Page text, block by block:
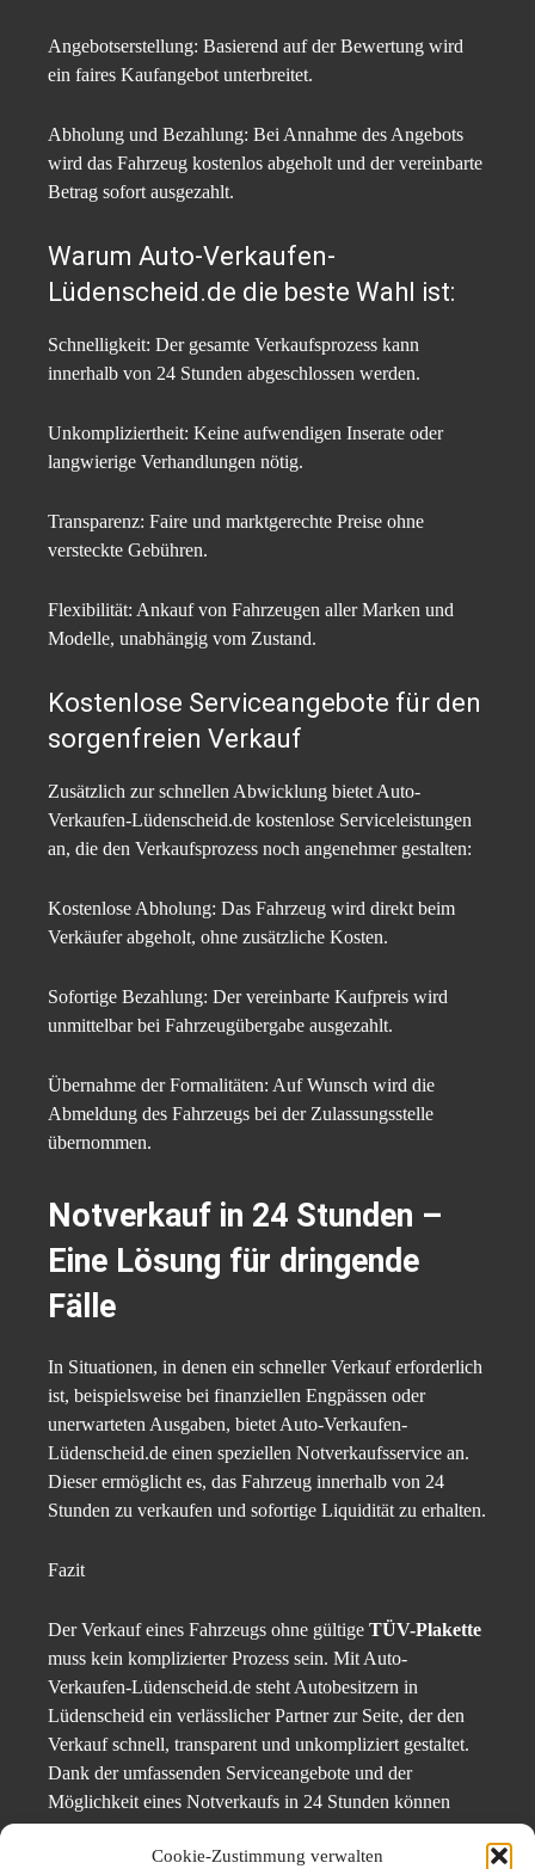
Cookie-Zustimmung verwalten
Angebotserstellung: Basierend auf der Bewertung wird
ein faires Kaufangebot unterbreitet.​
Abholung und Bezahlung: Bei Annahme des Angebots
wird das Fahrzeug kostenlos abgeholt und der vereinbarte
Betrag sofort ausgezahlt.​
Warum Auto-Verkaufen-
Lüdenscheid.de die beste Wahl ist:
Schnelligkeit: Der gesamte Verkaufsprozess kann
innerhalb von 24 Stunden abgeschlossen werden.​
Unkompliziertheit: Keine aufwendigen Inserate oder
langwierige Verhandlungen nötig.​
Transparenz: Faire und marktgerechte Preise ohne
versteckte Gebühren.​
Flexibilität: Ankauf von Fahrzeugen aller Marken und
Modelle, unabhängig vom Zustand.​
Kostenlose Serviceangebote für den
sorgenfreien Verkauf
Zusätzlich zur schnellen Abwicklung bietet Auto-
Verkaufen-Lüdenscheid.de kostenlose Serviceleistungen
an, die den Verkaufsprozess noch angenehmer gestalten:​
Kostenlose Abholung: Das Fahrzeug wird direkt beim
Verkäufer abgeholt, ohne zusätzliche Kosten.​
Sofortige Bezahlung: Der vereinbarte Kaufpreis wird
unmittelbar bei Fahrzeugübergabe ausgezahlt.​
Übernahme der Formalitäten: Auf Wunsch wird die
Abmeldung des Fahrzeugs bei der Zulassungsstelle
übernommen.​
Notverkauf in 24 Stunden –
Eine Lösung für dringende
Fälle
In Situationen, in denen ein schneller Verkauf erforderlich
ist, beispielsweise bei finanziellen Engpässen oder
unerwarteten Ausgaben, bietet Auto-Verkaufen-
Lüdenscheid.de einen speziellen Notverkaufsservice an.
Dieser ermöglicht es, das Fahrzeug innerhalb von 24
Stunden zu verkaufen und sofortige Liquidität zu erhalten.​
Fazit
Der Verkauf eines Fahrzeugs ohne gültige TÜV-Plakette
muss kein komplizierter Prozess sein. Mit Auto-
Verkaufen-Lüdenscheid.de steht Autobesitzern in
Lüdenscheid ein verlässlicher Partner zur Seite, der den
Verkauf schnell, transparent und unkompliziert gestaltet.
Dank der umfassenden Serviceangebote und der
Möglichkeit eines Notverkaufs in 24 Stunden können
Fahrzeughalter sicher sein, dass sie ihr Auto zu fairen
Konditionen und ohne zusätzlichen Aufwand verkaufen